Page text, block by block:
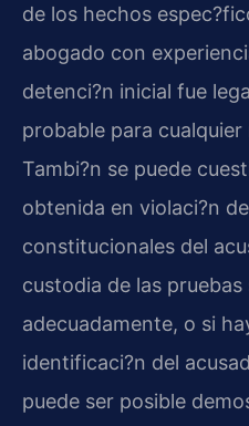
de los hechos
abogado con
detenci?n inicial fue
probable para
Tambi?n se puede
obtenida en violaci?n
constitucionales del
custodia de las
adecuadamente, o si
identificaci?n del
puede ser posible